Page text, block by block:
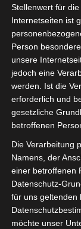
High-Tec
7. DEZEMBER
SENIOR DETLEF
KOMMENTAR
des VW-Werks
technischen
Smartphone,
Stellenwert für
Internetseiten ist
Person
unsere
jedoch eine
werden. Ist die
erforderlich und
gesetzliche
betroffenen
Die Verarbeitung
Namens, der
einer betroffenen
Datenschutz-
für uns geltenden
möchte unser